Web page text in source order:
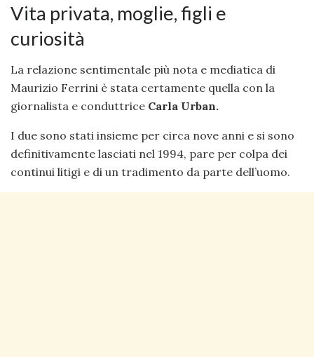
Vita privata, moglie, figli e
curiosità
La relazione sentimentale più nota e mediatica di
Maurizio Ferrini è stata certamente quella con la
giornalista e conduttrice Carla Urban.
I due sono stati insieme per circa nove anni e si sono
definitivamente lasciati nel 1994, pare per colpa dei
continui litigi e di un tradimento da parte dell’uomo.